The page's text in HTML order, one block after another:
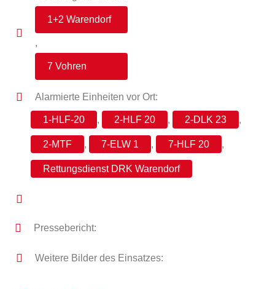
1+2 Warendorf
,
7 Vohren
Alarmierte Einheiten vor Ort:
1-HLF-20 , 2-HLF 20 , 2-DLK 23 ,
2-MTF , 7-ELW 1 , 7-HLF 20 ,
Rettungsdienst DRK Warendorf
Pressebericht:
Weitere Bilder des Einsatzes: